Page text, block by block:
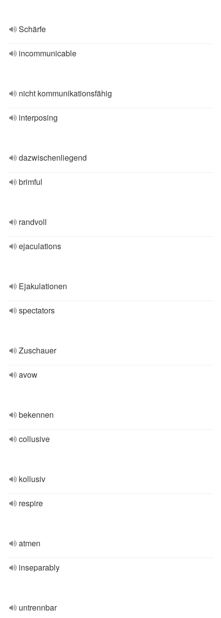
Schärfe
incommunicable
nicht kommunikationsfähig
interposing
dazwischenliegend
brimful
randvoll
ejaculations
Ejakulationen
spectators
Zuschauer
avow
bekennen
collusive
kollusiv
respire
atmen
inseparably
untrennbar